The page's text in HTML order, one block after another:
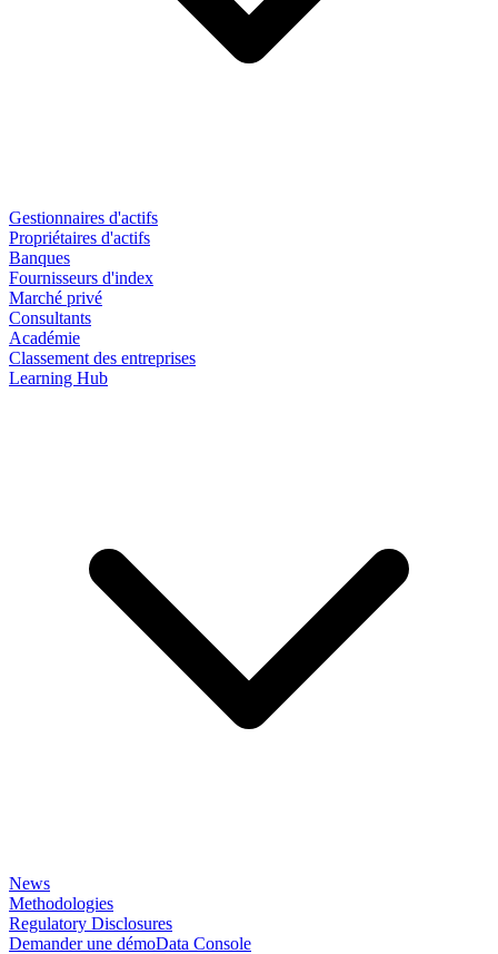
Gestionnaires d'actifs
Propriétaires d'actifs
Banques
Fournisseurs d'index
Marché privé
Consultants
Académie
Classement des entreprises
Learning Hub
News
Methodologies
Regulatory Disclosures
Demander une démoData Console